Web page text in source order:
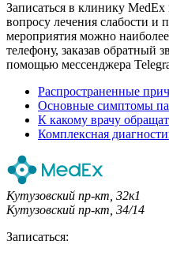
Записаться в клинику
вопросу лечения слабости и
мероприятия можно
телефону, заказав обратный
помощью мессенджера
Распространенные
Основные симптомы
К какому врачу
Комплексная
Кутузовский пр-кт, 32к1
Кутузовский пр-кт, 34/14
Записаться: